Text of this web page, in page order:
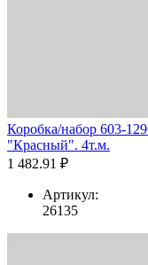
Коробка/набор 603-
"Красный". 4т.м.
1 482.91 ₽
Артикул:
26135